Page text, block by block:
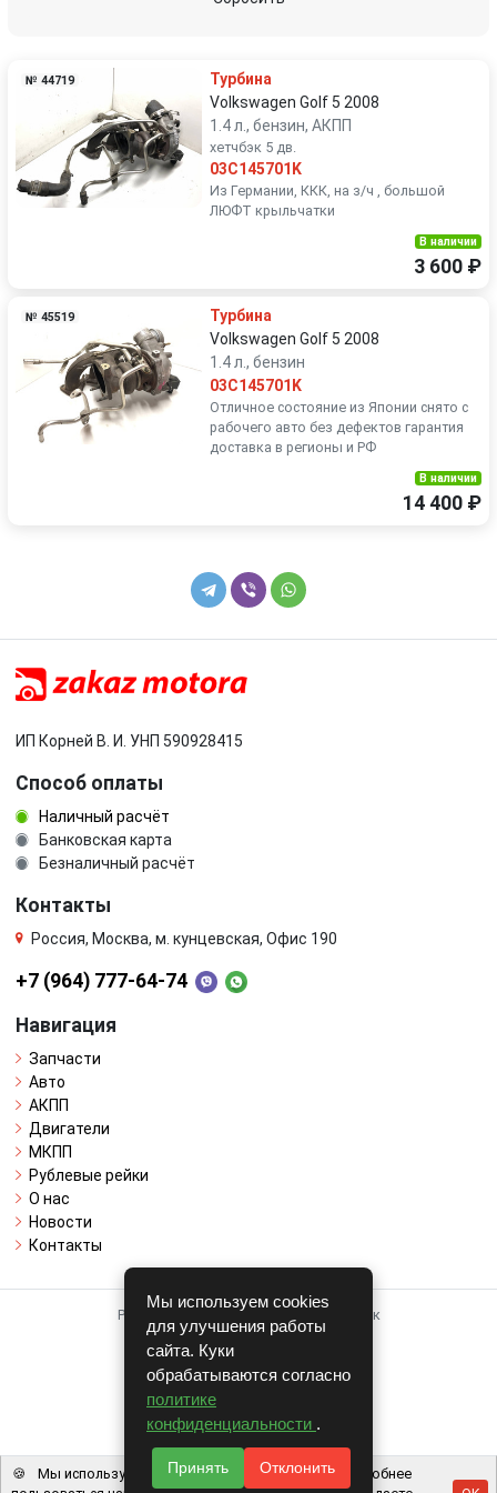
№ 44719
Турбина
Volkswagen Golf 5 2008
1.4 л., бензин, АКПП
хетчбэк 5 дв.
03C145701K
Из Германии, ККК, на з/ч , большой
ЛЮФТ крыльчатки
В наличии
3 600 ₽
№ 45519
Турбина
Volkswagen Golf 5 2008
1.4 л., бензин
03C145701K
Отличное состояние из Японии снято с
рабочего авто без дефектов гарантия
доставка в регионы и РФ
В наличии
14 400 ₽
ИП Корней В. И. УНП 590928415
Способ оплаты
Наличный расчёт
Банковская карта
Безналичный расчёт
Контакты
Россия, Москва, м. кунцевская, Офис 190
+7 (964) 777-64-74
Навигация
Запчасти
Авто
АКПП
Двигатели
МКПП
Рублевые рейки
О нас
Новости
Контакты
Работает на системе для авторазборок
CARRO.БИЗНЕС
Полная версия
© COPYRIGHT 2026 г.
v1.1.24
Мы используем cookies
для улучшения работы
сайта. Куки
обрабатываются согласно
политике
конфиденциальности .
Принять Отклонить
🍪
Мы используем файлы cookie, чтобы вам было удобнее